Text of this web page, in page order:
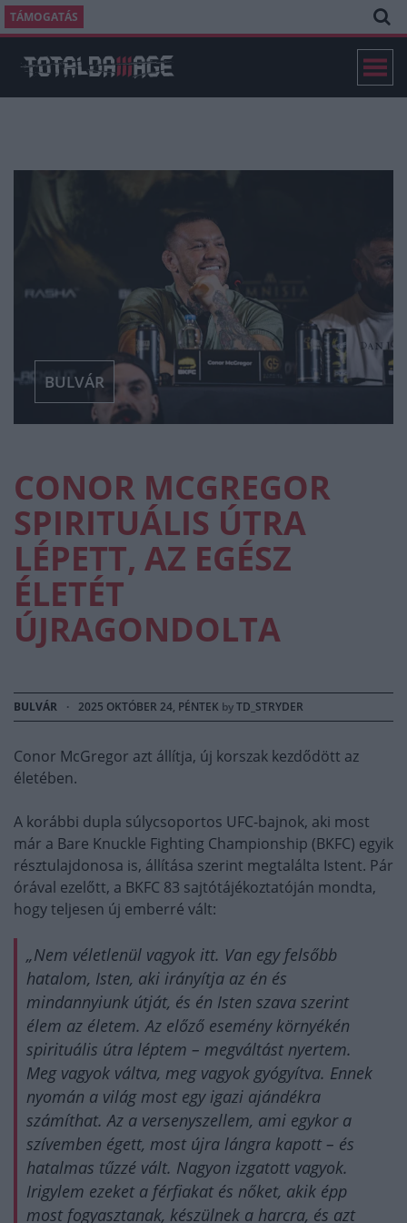
TÁMOGATÁS
BULVÁR
CONOR MCGREGOR
SPIRITUÁLIS ÚTRA
LÉPETT, AZ EGÉSZ
ÉLETÉT
ÚJRAGONDOLTA
BULVÁR · 2025 OKTÓBER 24, PÉNTEK byTD_STRYDER
Conor McGregor azt állítja, új korszak kezdődött az
életében.
A korábbi dupla súlycsoportos UFC-bajnok, aki most
már a Bare Knuckle Fighting Championship (BKFC) egyik
résztulajdonosa is, állítása szerint megtalálta Istent. Pár
órával ezelőtt, a BKFC 83 sajtótájékoztatóján mondta,
hogy teljesen új emberré vált:
„Nem véletlenül vagyok itt. Van egy felsőbb
hatalom, Isten, aki irányítja az én és
mindannyiunk útját, és én Isten szava szerint
élem az életem. Az előző esemény környékén
spirituális útra léptem – megváltást nyertem.
Meg vagyok váltva, meg vagyok gyógyítva. Ennek
nyomán a világ most egy igazi ajándékra
számíthat. Az a versenyszellem, ami egykor a
szívemben égett, most újra lángra kapott – és
hatalmas tűzzé vált. Nagyon izgatott vagyok.
Irigylem ezeket a férfiakat és nőket, akik épp
most fogyasztanak, készülnek a harcra, és azt